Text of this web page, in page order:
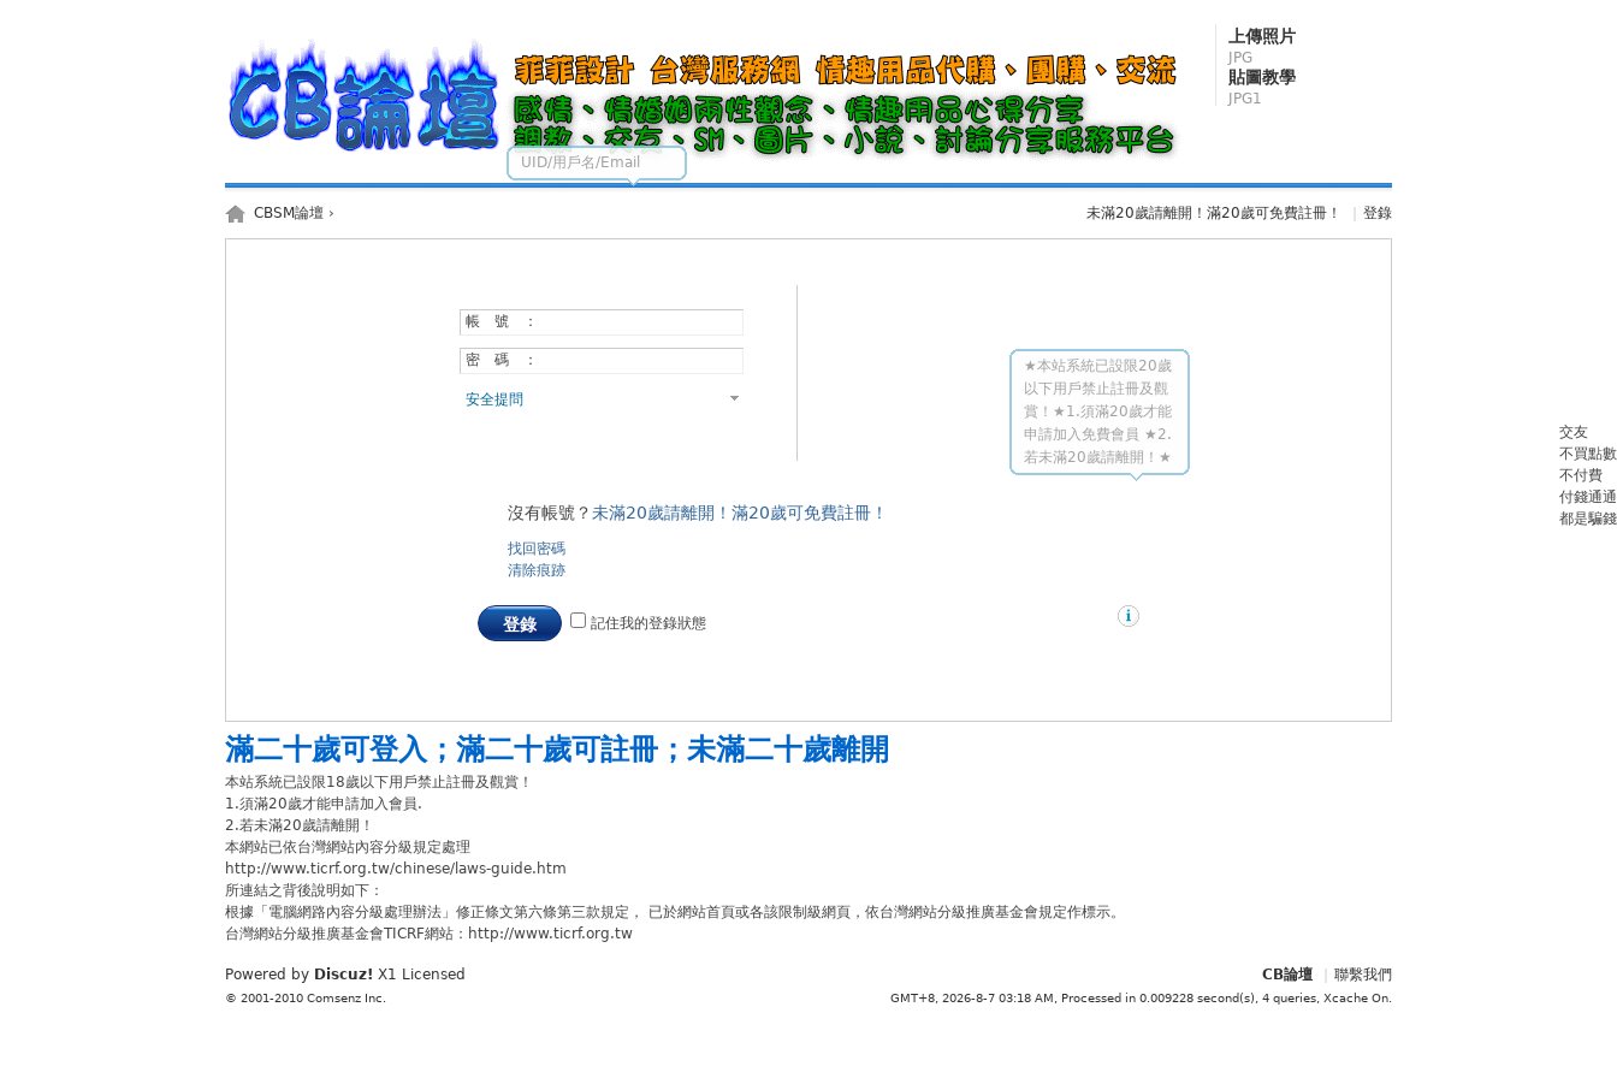
UID/用戶名/Email
★本站系統已設限20歲
以下用戶禁止註冊及觀
賞！★1.須滿20歲才能
申請加入免費會員 ★2.
若未滿20歲請離開！★
上傳照片
JPG
貼圖教學
JPG1
未滿20歲請離開！滿20歲可免費註冊！ 登錄
CBSM論壇 ›
帳 號 ：
密 碼 ：
安全提問
沒有帳號？未滿20歲請離開！滿20歲可免費註冊！
找回密碼
清除痕跡
登錄 記住我的登錄狀態
滿二十歲可登入 ； 滿二十歲可註冊 ； 未滿二十歲離開
本站系統已設限18歲以下用戶禁止註冊及觀賞！
1.須滿20歲才能申請加入會員.
2.若未滿20歲請離開！
本網站已依台灣網站內容分級規定處理
http://www.ticrf.org.tw/chinese/laws-guide.htm
所連結之背後說明如下：
根據「電腦網路內容分級處理辦法」修正條文第六條第三款規定， 已於網站首頁或各該限制級網頁，依台灣網站分級推廣基金會規定作標示。
台灣網站分級推廣基金會TICRF網站：http://www.ticrf.org.tw
交友
不買點數
不付費
付錢通通
都是騙錢
CB論壇 聯繫我們
GMT+8, 2026-8-7 03:18 AM, Processed in 0.009228 second(s), 4 queries, Xcache On
Powered by Discuz! X1 Licensed
© 2001-2010 Comsenz Inc.